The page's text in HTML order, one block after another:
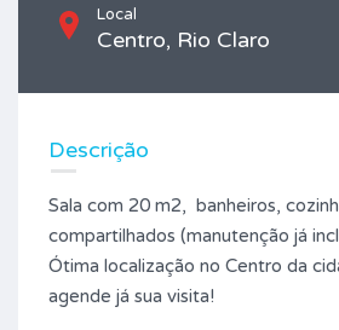
Local
Centro, Rio Claro
Descrição
Sala com 20 m2, banheiros,
compartilhados (manutenção já
Ótima localização no Centro da
agende já sua visita!